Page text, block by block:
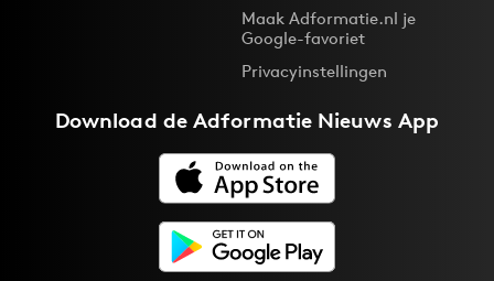
Maak Adformatie.nl je
Google-favoriet
Privacyinstellingen
Download deAdformatie Nieuws App